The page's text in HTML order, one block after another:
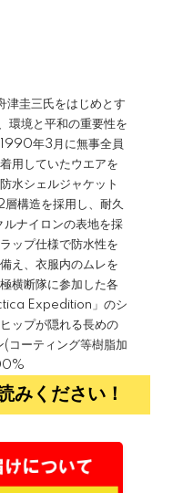
津圭三氏をはじめとす
環境と平和の重要性を
年3月に無事全員
用していたウエアを
水シェルジャケット
構造を採用し、耐久
ナイロンの表地を採
ップ仕様で防水性を
え、衣服内のムレを
横断隊に参加した各
Expedition」のシ
ップが隠れる長めの
コーティング等樹脂加
みください！